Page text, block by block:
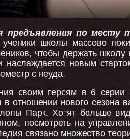
предъявления по месту
ученики школы массово
чтобы держать
наслаждается новым
с неуда.
своим героям в 6 серии
отношении нового сезона
Парк. Хотят больше
посмотреть на
связано множество